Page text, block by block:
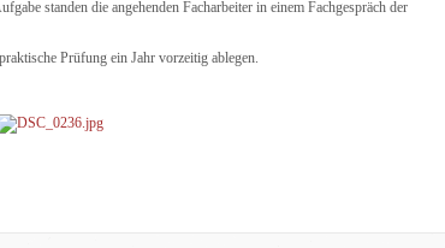
standen die angehenden Facharbeiter in einem Fachgespräch der
Prüfung ein Jahr vorzeitig ablegen.